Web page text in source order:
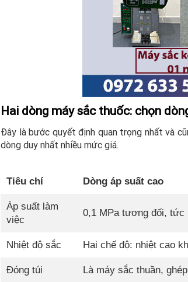
Hai dòng máy sắc thuốc: chọn
Đây là bước quyết định quan trọng nhất và
dòng duy nhất nhiều mức giá.
Tiêu chí Dòng áp suất cao
Áp suất làm
việc
0,1 MPa tương đối, tức
Nhiệt độ sắc Hai chế độ: nhiệt cao
Đóng túi Là máy sắc thuần,